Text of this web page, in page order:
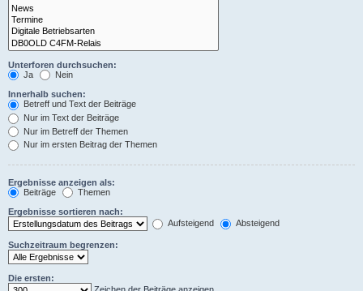
Unterforen durchsuchen:
Ja
Nein
Innerhalb suchen:
Betreff und Text der Beiträge
Nur im Text der Beiträge
Nur im Betreff der Themen
Nur im ersten Beitrag der Themen
Ergebnisse anzeigen als:
Beiträge
Themen
Ergebnisse sortieren nach:
Aufsteigend
Absteigend
Suchzeitraum begrenzen:
Die ersten: